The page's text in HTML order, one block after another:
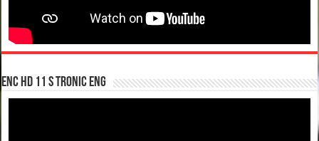
enc hd 11 S tronic ENG